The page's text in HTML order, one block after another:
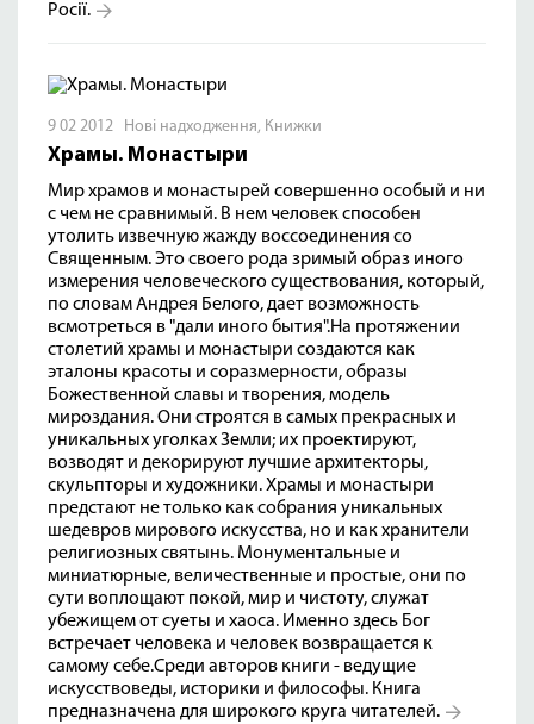
Росії.
9 02 2012 Нові надходження, Книжки
Храмы. Монастыри
Мир храмов и монастырей совершенно особый и ни
с чем не сравнимый. В нем человек способен
утолить извечную жажду воссоединения со
Священным. Это своего рода зримый образ иного
измерения человеческого существования, который,
по словам Андрея Белого, дает возможность
всмотреться в "дали иного бытия".На протяжении
столетий храмы и монастыри создаются как
эталоны красоты и соразмерности, образы
Божественной славы и творения, модель
мироздания. Они строятся в самых прекрасных и
уникальных уголках Земли; их проектируют,
возводят и декорируют лучшие архитекторы,
скульпторы и художники. Храмы и монастыри
предстают не только как собрания уникальных
шедевров мирового искусства, но и как хранители
религиозных святынь. Монументальные и
миниатюрные, величественные и простые, они по
сути воплощают покой, мир и чистоту, служат
убежищем от суеты и хаоса. Именно здесь Бог
встречает человека и человек возвращается к
самому себе.Среди авторов книги - ведущие
искусствоведы, историки и философы. Книга
предназначена для широкого круга читателей.